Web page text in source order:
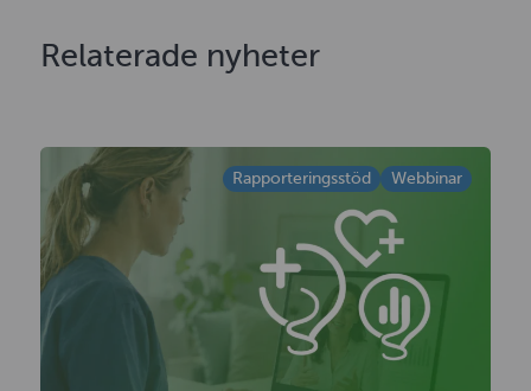
Relaterade nyheter
Rapporteringsstöd Webbinar